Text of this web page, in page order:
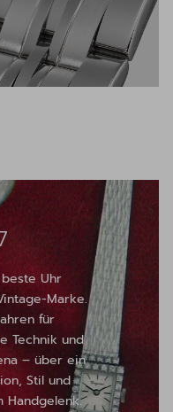
Uhr
Marke.
für
Technik und
– über ein
Stil und
Handgelenk.